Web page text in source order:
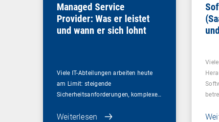
Managed Service
Provider: Was er leistet
und wann er sich lohnt
Viele IT-Abteilungen arbeiten heute
am Limit: steigende
Sicherheitsanforderungen, komplexe…
Weiterlesen